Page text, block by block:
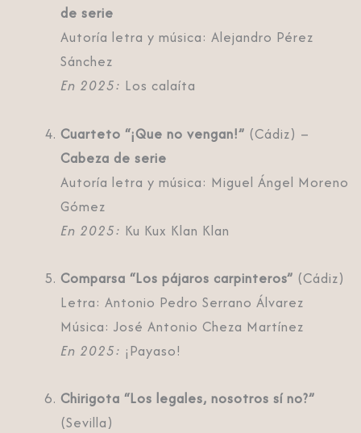
de serie
Autoría letra y música: Alejandro Pérez
Sánchez
En 2025: Los calaíta
Cuarteto “¡Que no vengan!” (Cádiz) –
Cabeza de serie
Autoría letra y música: Miguel Ángel Moreno
Gómez
En 2025: Ku Kux Klan Klan
Comparsa “Los pájaros carpinteros” (Cádiz)
Letra: Antonio Pedro Serrano Álvarez
Música: José Antonio Cheza Martínez
En 2025: ¡Payaso!
Chirigota “Los legales, nosotros sí no?”
(Sevilla)